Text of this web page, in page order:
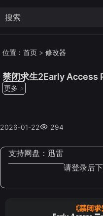
位置： 首页 > 修改器
禁闭求生2Early Access
更多 >
2026-01-22 294
支持网盘： 迅雷
请登录后